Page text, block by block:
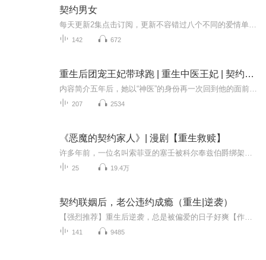
契约男女
142 672
重生后团宠王妃带球跑 | 重生中医王妃 | 契约生子
207 2534
《恶魔的契约家人》| 漫剧【重生救赎】
25 19.4万
契约联姻后，老公违约成瘾（重生|逆袭）
141 9485